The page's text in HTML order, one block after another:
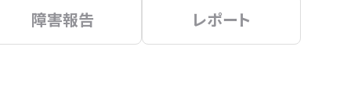
障害報告 レポート